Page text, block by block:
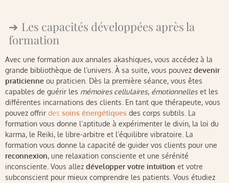
Les capacités développées après la
formation
Avec une formation aux annales akashiques, vous accédez à la
grande bibliothèque de l’univers. À sa suite, vous pouvez devenir
praticienne ou praticien. Dès la première séance, vous êtes
capables de guérir les mémoires cellulaires, émotionnelles et les
différentes incarnations des clients. En tant que thérapeute, vous
pouvez offrir des soins énergétiques des corps subtils. La
formation vous donne l’aptitude à expérimenter le divin, la loi du
karma, le Reiki, le libre-arbitre et l’équilibre vibratoire. La
formation vous donne la capacité de guider vos clients pour une
reconnexion, une relaxation consciente et une sérénité
inconsciente. Vous allez développer votre intuition et votre
subconscient pour mieux comprendre les patients. Vous étudiez